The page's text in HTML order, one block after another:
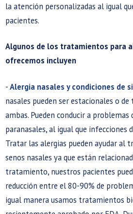
la atención personalizadas al igual
pacientes.
Algunos de los tratamientos para
ofrecemos incluyen
-Alergia nasales y condiciones de
nasales pueden ser estacionales o
ambas. Pueden conducir a problemas
paranasales, al igual que infecciones
Tratar las alergias pueden ayudar al
senos nasales ya que están
tratamiento, nuestros pacientes
reducción entre el 80-90% de
igual manera usamos tratamientos